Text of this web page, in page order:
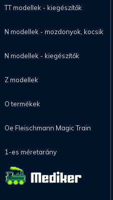
TT modellek - kiegészítők
N modellek - mozdonyok, kocsik
N modellek - kiegészítők
Z modellek
O termékek
Oe Fleischmann Magic Train
1-es méretarány